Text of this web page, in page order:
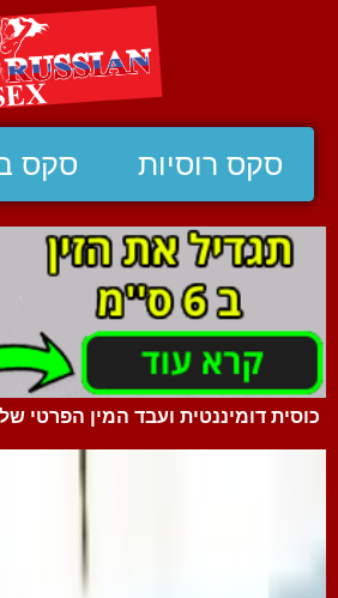
סקס רוסיות סקס
כוסית דומיננטית ועבד המין הפרטי